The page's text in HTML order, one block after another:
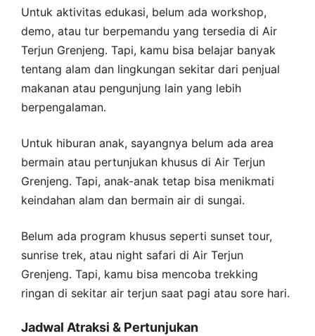
Untuk aktivitas edukasi, belum ada workshop,
demo, atau tur berpemandu yang tersedia di Air
Terjun Grenjeng. Tapi, kamu bisa belajar banyak
tentang alam dan lingkungan sekitar dari penjual
makanan atau pengunjung lain yang lebih
berpengalaman.
Untuk hiburan anak, sayangnya belum ada area
bermain atau pertunjukan khusus di Air Terjun
Grenjeng. Tapi, anak-anak tetap bisa menikmati
keindahan alam dan bermain air di sungai.
Belum ada program khusus seperti sunset tour,
sunrise trek, atau night safari di Air Terjun
Grenjeng. Tapi, kamu bisa mencoba trekking
ringan di sekitar air terjun saat pagi atau sore hari.
Jadwal Atraksi & Pertunjukan